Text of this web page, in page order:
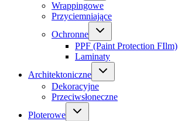
Wrappingowe
Przyciemniające
Ochronne
PPF (Paint Protection FIlm)
Laminaty
Architektoniczne
Dekoracyjne
Przeciwsłoneczne
Ploterowe